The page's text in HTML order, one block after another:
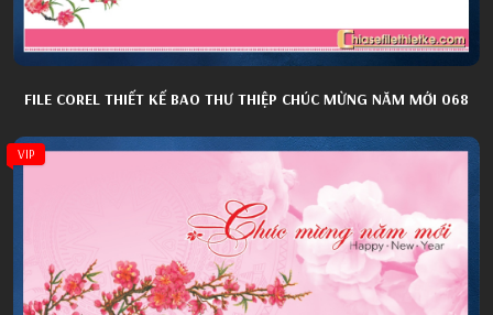
FILE COREL THIẾT KẾ BAO THƯ THIỆP CHÚC MỪNG NĂM MỚI 068
VIP